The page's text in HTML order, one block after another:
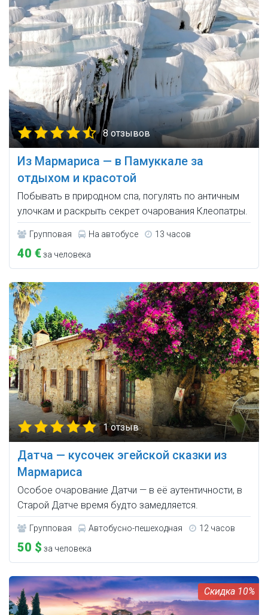
8 отзывов
Из Мармариса — в Памуккале за
отдыхом и красотой
Побывать в природном спа, погулять по античным
улочкам и раскрыть секрет очарования Клеопатры.
Групповая На автобусе 13 часов
40 €за человека
1 отзыв
Датча — кусочек эгейской сказки из
Мармариса
Особое очарование Датчи — в её аутентичности, в
Старой Датче время будто замедляется.
Групповая Автобусно-пешеходная 12 часов
50 $ за человека
10%